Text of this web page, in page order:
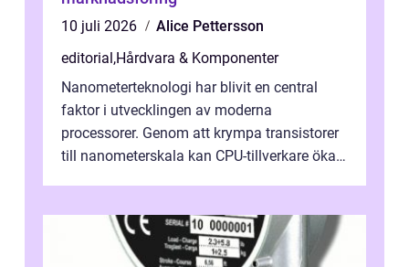
10 juli 2026
Alice Pettersson
editorial,Hårdvara & Komponenter
Nanometerteknologi har blivit en central
faktor i utvecklingen av moderna
processorer. Genom att krympa transistorer
till nanometerskala kan CPU-tillverkare öka